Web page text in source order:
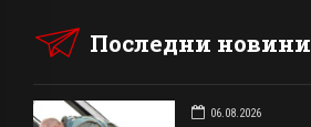
Последни новини
06.08.2026